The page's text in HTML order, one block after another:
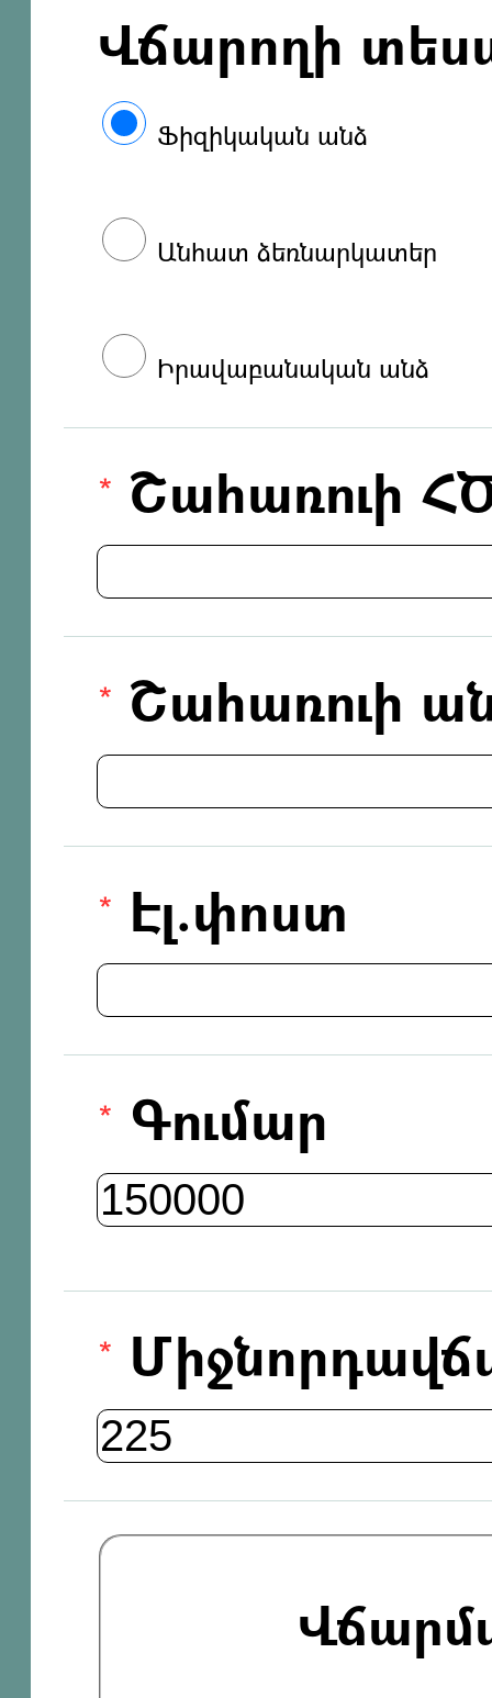
Վճարողի
Ֆիզիկական անձ
Անհատ ձեռնարկատեր
Իրավաբանական անձ
Շահառուի
Շահառուի
Էլ.փոստ
Գումար